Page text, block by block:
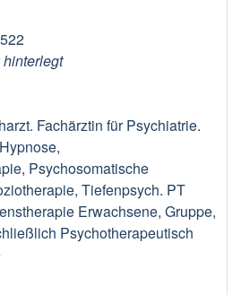
Fachärztin für Psychiatrie.
Psychosomatische
Tiefenpsych. PT
Erwachsene, Gruppe,
Psychotherapeutisch